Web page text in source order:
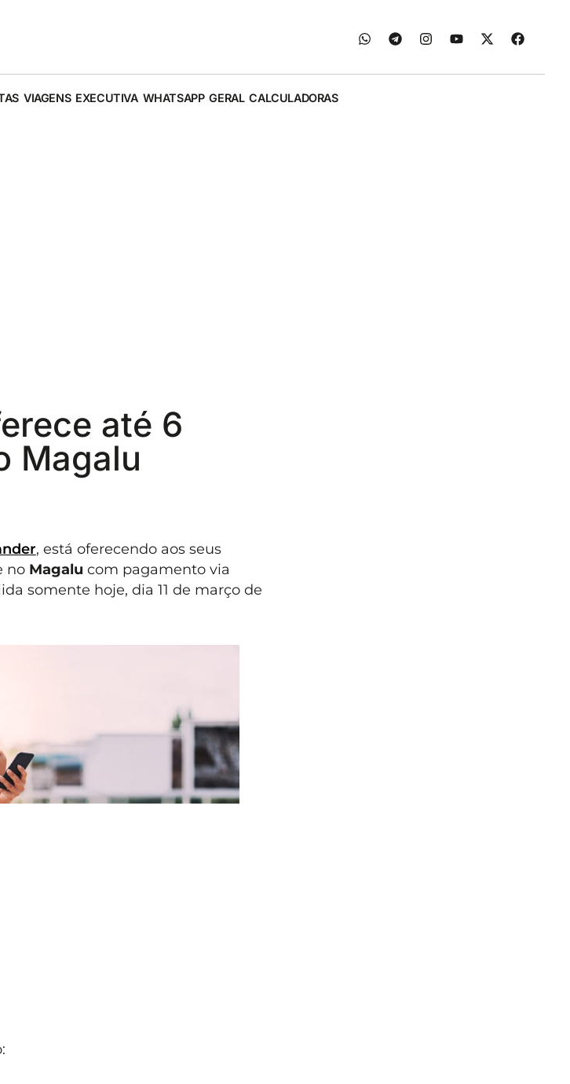
VIAGENS EXECUTIVA WHATSAPP GERAL CALCULADORAS
até 6
Magalu
, está oferecendo aos seus
no Magalu com pagamento via
somente hoje, dia 11 de março de